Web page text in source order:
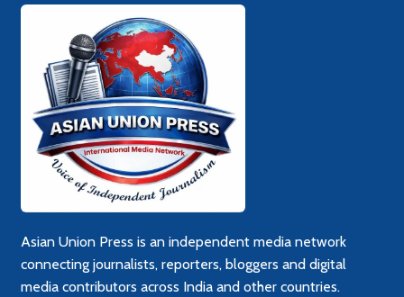
Asian Union Press is an independent media network
connecting journalists, reporters, bloggers and digital
media contributors across India and other countries.